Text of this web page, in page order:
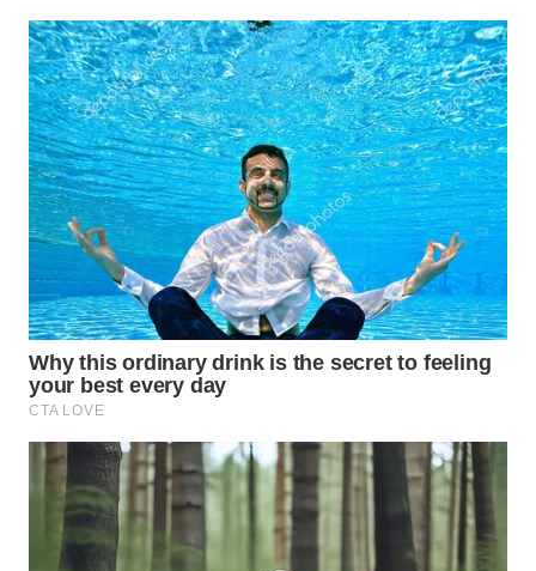
WAHANA
SPORT
WAHANA
UMKM
WAHANA
SELEB
WAHANA
PERSONA
WAHANA
WAHANA
HEALTH